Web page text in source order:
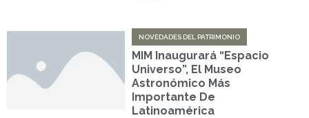
NOVEDADES DEL PATRIMONIO
MIM Inaugurará “Espacio
Universo”, El Museo
Astronómico Más
Importante De
Latinoamérica